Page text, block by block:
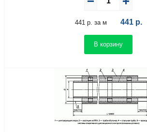
441 р. за м 441р.
В корзину